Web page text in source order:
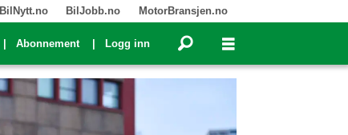
BilNytt.no BilJobb.no MotorBransjen.no
Abonnement Logg inn